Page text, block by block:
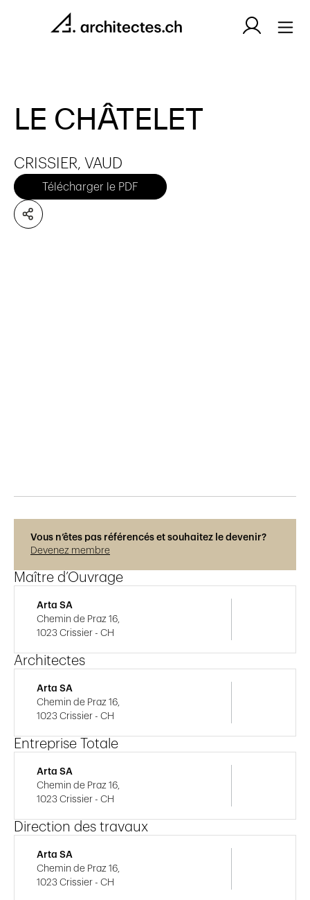
LE CHÂTELET
CRISSIER, VAUD
Télécharger le PDF
Vous n’êtes pas référencés et souhaitez le devenir?
Devenez membre
Maître d’Ouvrage
Arta SA
Chemin de Praz 16,
1023 Crissier - CH
Architectes
Arta SA
Chemin de Praz 16,
1023 Crissier - CH
Entreprise Totale
Arta SA
Chemin de Praz 16,
1023 Crissier - CH
Direction des travaux
Arta SA
Chemin de Praz 16,
1023 Crissier - CH